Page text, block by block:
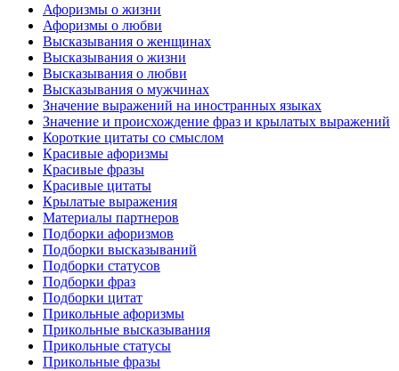
Афоризмы о жизни
Афоризмы о любви
Высказывания о женщинах
Высказывания о жизни
Высказывания о любви
Высказывания о мужчинах
Значение выражений на иностранных языках
Значение и происхождение фраз и крылатых выражений
Короткие цитаты со смыслом
Красивые афоризмы
Красивые фразы
Красивые цитаты
Крылатые выражения
Материалы партнеров
Подборки афоризмов
Подборки высказываний
Подборки статусов
Подборки фраз
Подборки цитат
Прикольные афоризмы
Прикольные высказывания
Прикольные статусы
Прикольные фразы